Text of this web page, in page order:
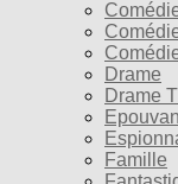
Drame
Drame
Famille